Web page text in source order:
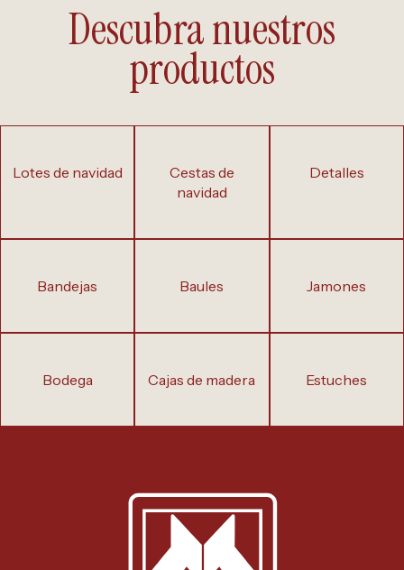
Descubra nuestros
productos
lotes de navidad
cestas de
navidad
detalles
bandejas baules jamones
bodega cajas de madera estuches